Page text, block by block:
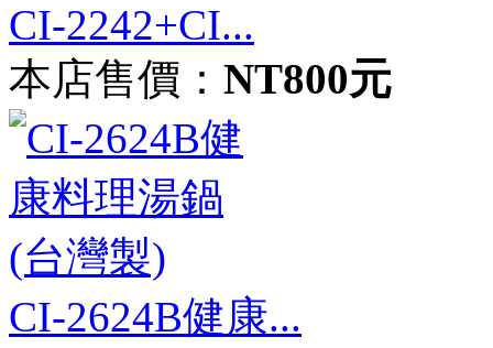
CI-2242+CI...
本店售價： NT800元
CI-2624B健康...